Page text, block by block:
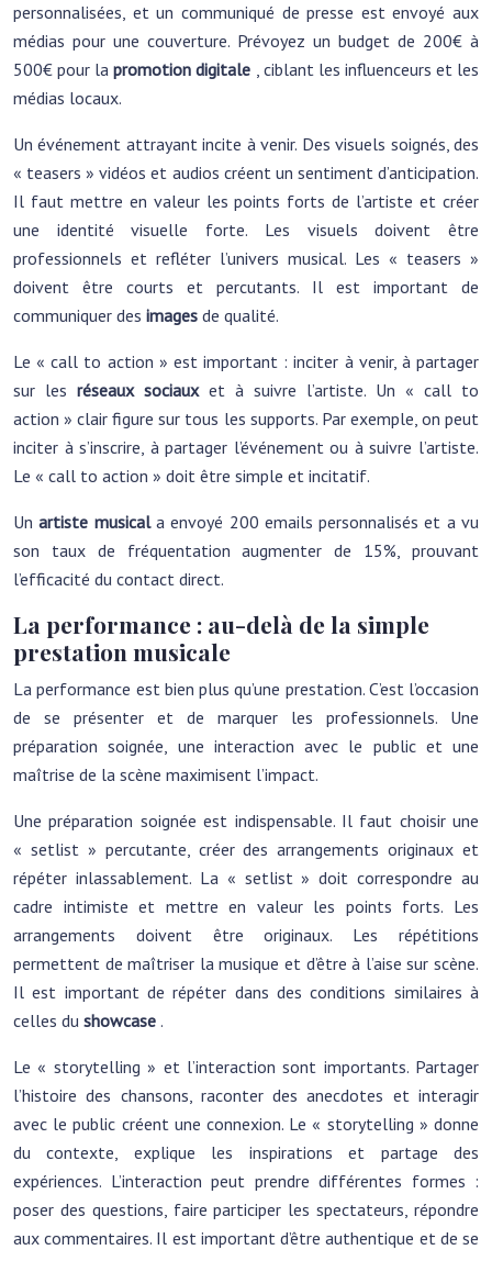
personnalisées, et un communiqué de presse est envoyé aux
médias pour une couverture. Prévoyez un budget de 200€ à
500€ pour lapromotion digitale , ciblant les influenceurs et les
médias locaux.
Un événement attrayant incite à venir. Des visuels soignés, des
« teasers » vidéos et audios créent un sentiment d’anticipation.
Il faut mettre en valeur les points forts de l’artiste et créer
une identité visuelle forte. Les visuels doivent être
professionnels et refléter l’univers musical. Les « teasers »
doivent être courts et percutants. Il est important de
communiquer des images de qualité.
Le « call to action » est important : inciter à venir, à partager
sur les réseaux sociaux et à suivre l’artiste. Un « call to
action » clair figure sur tous les supports. Par exemple, on peut
inciter à s’inscrire, à partager l’événement ou à suivre l’artiste.
Le « call to action » doit être simple et incitatif.
Unartiste musical a envoyé 200 emails personnalisés et a vu
son taux de fréquentation augmenter de 15%, prouvant
l’efficacité du contact direct.
La performance : au-delà de la simple
prestation musicale
La performance est bien plus qu’une prestation. C’est l’occasion
de se présenter et de marquer les professionnels. Une
préparation soignée, une interaction avec le public et une
maîtrise de la scène maximisent l’impact.
Une préparation soignée est indispensable. Il faut choisir une
« setlist » percutante, créer des arrangements originaux et
répéter inlassablement. La « setlist » doit correspondre au
cadre intimiste et mettre en valeur les points forts. Les
arrangements doivent être originaux. Les répétitions
permettent de maîtriser la musique et d’être à l’aise sur scène.
Il est important de répéter dans des conditions similaires à
celles du showcase .
Le « storytelling » et l’interaction sont importants. Partager
l’histoire des chansons, raconter des anecdotes et interagir
avec le public créent une connexion. Le « storytelling » donne
du contexte, explique les inspirations et partage des
expériences. L’interaction peut prendre différentes formes :
poser des questions, faire participer les spectateurs, répondre
aux commentaires. Il est important d’être authentique et de se